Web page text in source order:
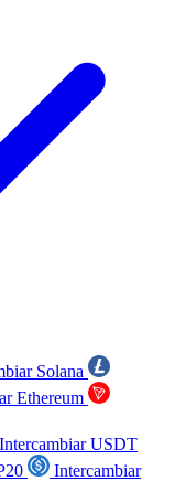
Solana
Ethereum
Intercambiar USDT
Intercambiar